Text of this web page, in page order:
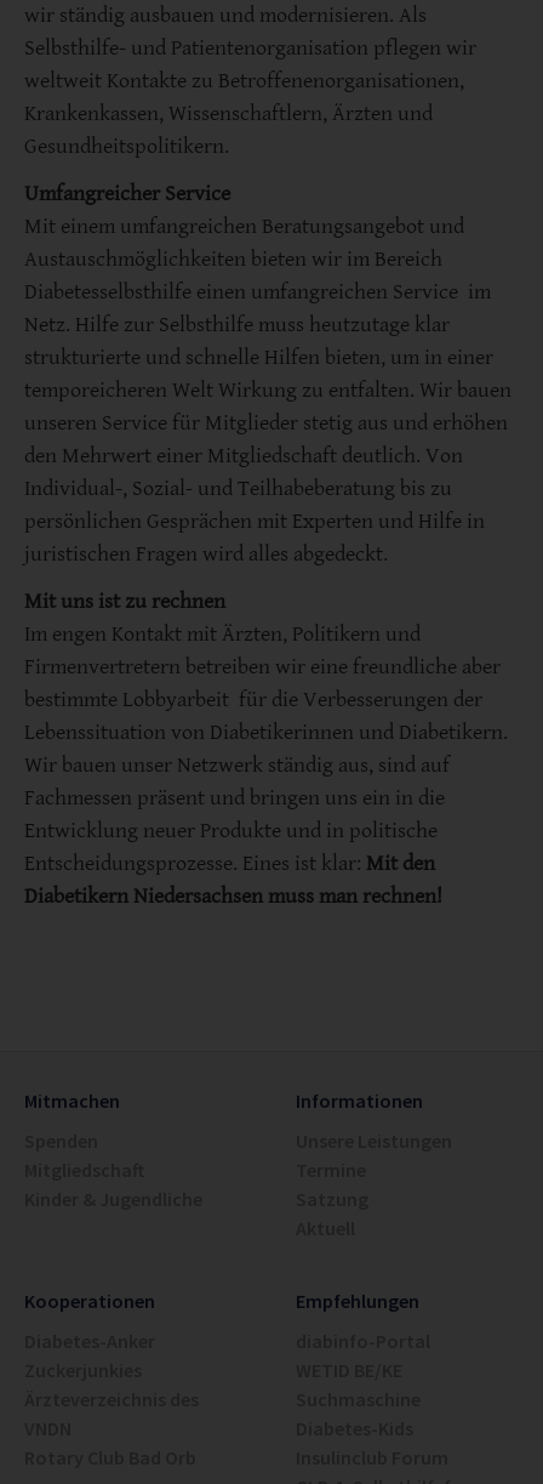
wir ständig ausbauen und modernisieren. Als
Selbsthilfe- und Patientenorganisation pflegen wir
weltweit Kontakte zu Betroffenenorganisationen,
Krankenkassen, Wissenschaftlern, Ärzten und
Gesundheitspolitikern.
Umfangreicher Service
Mit einem umfangreichen Beratungsangebot und
Austauschmöglichkeiten bieten wir im Bereich
Diabetesselbsthilfe einen umfangreichen Service im
Netz. Hilfe zur Selbsthilfe muss heutzutage klar
strukturierte und schnelle Hilfen bieten, um in einer
temporeicheren Welt Wirkung zu entfalten. Wir bauen
unseren Service für Mitglieder stetig aus und erhöhen
den Mehrwert einer Mitgliedschaft deutlich. Von
Individual-, Sozial- und Teilhabeberatung bis zu
persönlichen Gesprächen mit Experten und Hilfe in
juristischen Fragen wird alles abgedeckt.
Mit uns ist zu rechnen
Im engen Kontakt mit Ärzten, Politikern und
Firmenvertretern betreiben wir eine freundliche aber
bestimmte Lobbyarbeit für die Verbesserungen der
Lebenssituation von Diabetikerinnen und Diabetikern.
Wir bauen unser Netzwerk ständig aus, sind auf
Fachmessen präsent und bringen uns ein in die
Entwicklung neuer Produkte und in politische
Entscheidungsprozesse. Eines ist klar: Mit den
Diabetikern Niedersachsen muss man rechnen!
Mitmachen
Informationen
Kooperationen
Empfehlungen